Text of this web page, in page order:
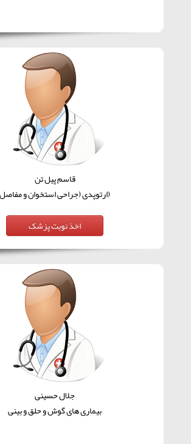
قاسم پیل تن
(ارتوپدی (جراحی استخوان و مفاصل
جلال حسینی
بیماری های گوش و حلق و بینی